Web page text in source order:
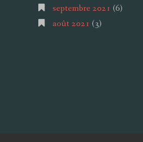
septembre 2021 (6)
août 2021 (3)